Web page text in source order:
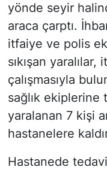
yönde seyir
araca çarptı.
itfaiye ve polis
sıkışan
çalışmasıyla
sağlık ekiplerine
yaralanan 7 kişi
hastanelere
Hastanede tedavi